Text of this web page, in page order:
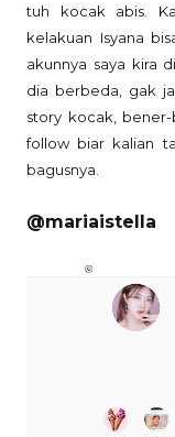
tuh kocak abis.
kelakuan Isyana
akunnya saya kira
dia berbeda, gak
story kocak,
follow biar kalian
bagusnya.
@mariaistella